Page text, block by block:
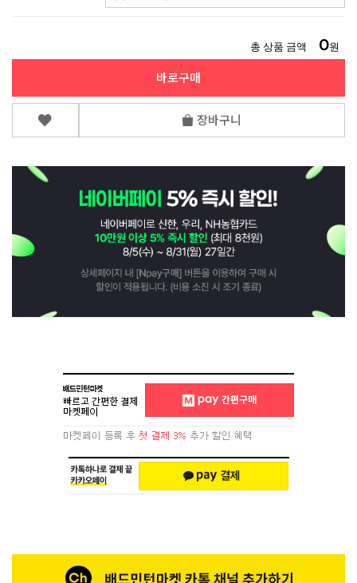
총 상품 금액 0원
바로구매
장바구니